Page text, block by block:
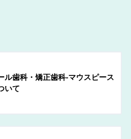
ル歯科・矯正歯科-マウスピース
いて